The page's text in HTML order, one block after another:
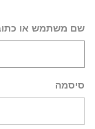
שם משתמש או
סיסמה